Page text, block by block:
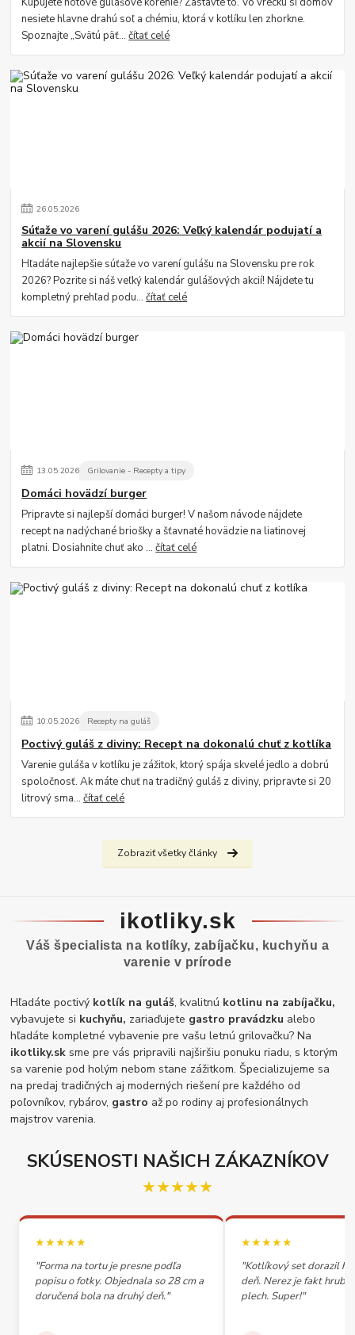
nesiete hlavne drahú soľ a chémiu, ktorá v kotlíku len zhorkne.
Spoznajte „Svätú päť...čítať celé
26.05.2026
Súťaže vo varení gulášu 2026: Veľký kalendár podujatí a
akcií na Slovensku
Hľadáte najlepšie súťaže vo varení gulášu na Slovensku pre rok
2026? Pozrite si náš veľký kalendár gulášových akcií! Nájdete tu
kompletný prehľad podu...čítať celé
13.05.2026 Grilovanie - Recepty a tipy
Domáci hovädzí burger
Pripravte si najlepší domáci burger! V našom návode nájdete
recept na nadýchané briošky a šťavnaté hovädzie na liatinovej
platni. Dosiahnite chuť ako ...čítať celé
10.05.2026 Recepty na guláš
Poctivý guláš z diviny: Recept na dokonalú chuť z kotlíka
Varenie guláša v kotlíku je zážitok, ktorý spája skvelé jedlo a dobrú
spoločnosť. Ak máte chuť na tradičný guláš z diviny, pripravte si 20
litrový sma...čítať celé
Zobraziť všetky články
ikotliky.sk
Váš špecialista na kotlíky, zabíjačku, kuchyňu a
varenie v prírode
Hľadáte poctivý kotlík na guláš, kvalitnú kotlinu na zabíjačku,
vybavujete si kuchyňu, zariaďujete gastro pravádzku alebo
hľadáte kompletné vybavenie pre vašu letnú grilovačku? Na
ikotliky.sk sme pre vás pripravili najširšiu ponuku riadu, s ktorým
sa varenie pod holým nebom stane zážitkom. Špecializujeme sa
na predaj tradičných aj moderných riešení pre každého od
poľovníkov, rybárov, gastro až po rodiny aj profesionálnych
majstrov varenia.
SKÚSENOSTI NAŠICH ZÁKAZNÍKOV
★★★★★
★★★★★
"Forma na tortu je presne podľa
popisu o fotky. Objednala so 28 cm a
doručená bola na druhý deň."
★★★★★
"Kotlíkový set dorazil
deň. Nerez je fakt
plech. Super!"